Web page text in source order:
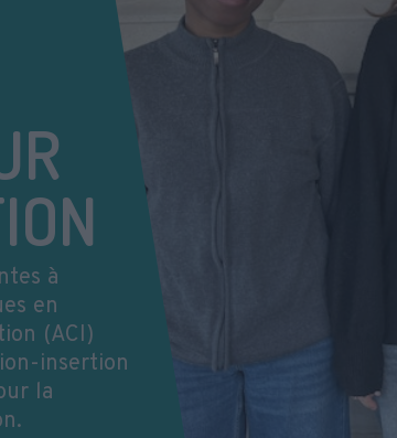
à
en
(ACI)
insertion
la